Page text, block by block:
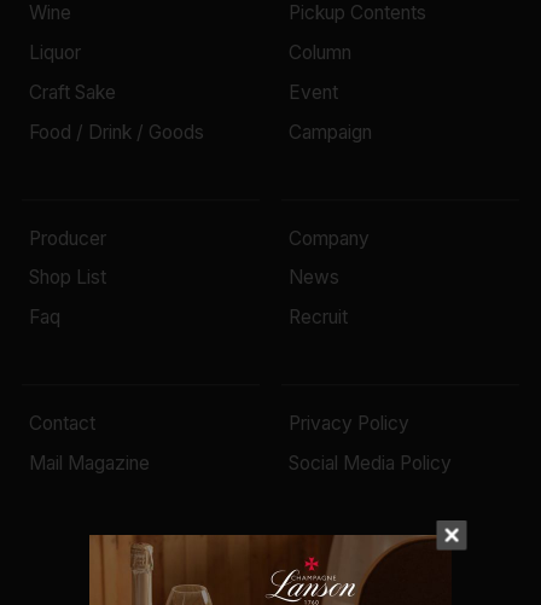
Wine
Liquor
Craft Sake
Food / Drink / Goods
Pickup Contents
Column
Event
Campaign
Producer
Shop List
Faq
Company
News
Recruit
Contact
Mail Magazine
Privacy Policy
Social Media Policy